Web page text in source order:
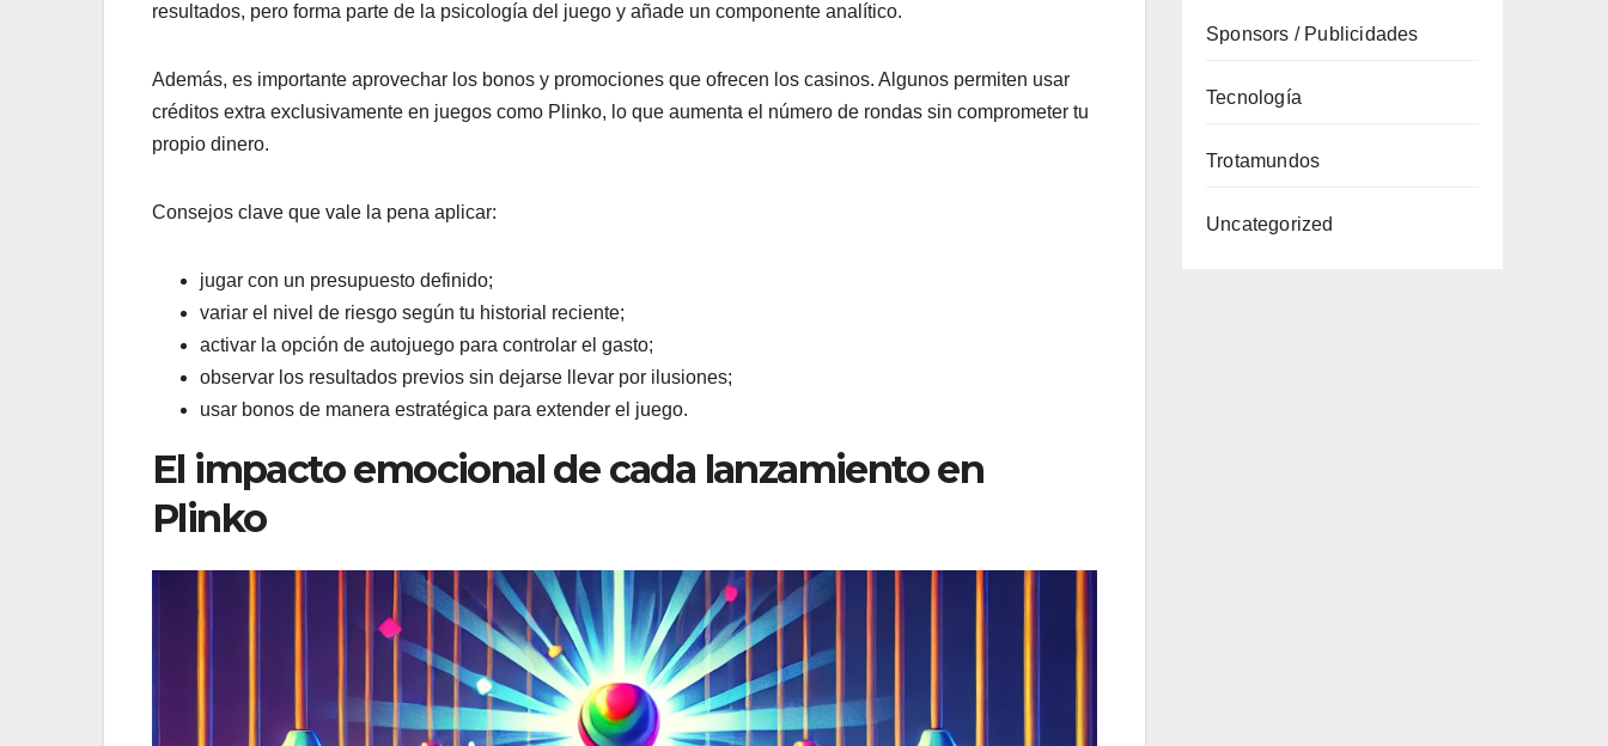
resultados, pero forma parte de la psicología del juego y añade un componente analítico.
Además, es importante aprovechar los bonos y promociones que ofrecen los casinos. Algunos permiten usar
créditos extra exclusivamente en juegos como Plinko, lo que aumenta el número de rondas sin comprometer tu
propio dinero.
Consejos clave que vale la pena aplicar:
jugar con un presupuesto definido;
variar el nivel de riesgo según tu historial reciente;
activar la opción de autojuego para controlar el gasto;
observar los resultados previos sin dejarse llevar por ilusiones;
usar bonos de manera estratégica para extender el juego.
El impacto emocional de cada lanzamiento en
Plinko
Sponsors / Publicidades
Tecnología
Trotamundos
Uncategorized